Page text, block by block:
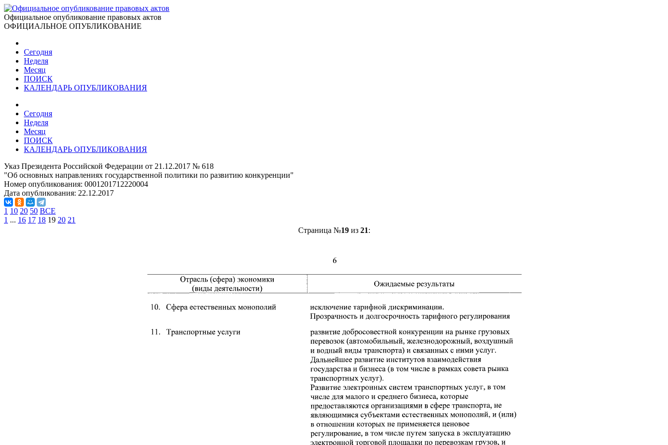
Официальное опубликование правовых актов
ОФИЦИАЛЬНОЕ ОПУБЛИКОВАНИЕ
Сегодня
Неделя
Месяц
ПОИСК
КАЛЕНДАРЬ ОПУБЛИКОВАНИЯ
Сегодня
Неделя
Месяц
ПОИСК
КАЛЕНДАРЬ ОПУБЛИКОВАНИЯ
Указ Президента Российской Федерации от 21.12.2017 № 618
"Об основных направлениях государственной политики по развитию конкуренции"
Номер опубликования: 0001201712220004
Дата опубликования: 22.12.2017
1 10 20 50 ВСЕ
1 ... 16 17 18 19 20 21
Страница №19из 21: